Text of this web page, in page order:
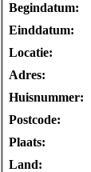
Begindatum:
Einddatum:
Locatie:
Adres:
Huisnummer:
Postcode:
Plaats:
Land: